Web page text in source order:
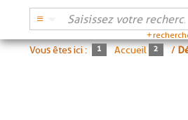
Vous êtes ici : Accueil /